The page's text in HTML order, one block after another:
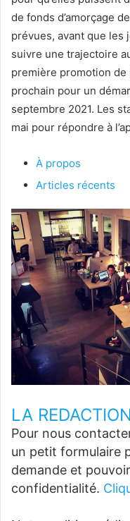
de fonds d’amorçage
prévues, avant que les
suivre une trajectoire
première promotion de
prochain pour un
septembre 2021. Les
mai pour répondre à
À propos
Articles récents
LA
Pour nous
un petit formulaire
demande et
confidentialité.